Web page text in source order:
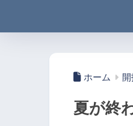
ホーム
夏が終